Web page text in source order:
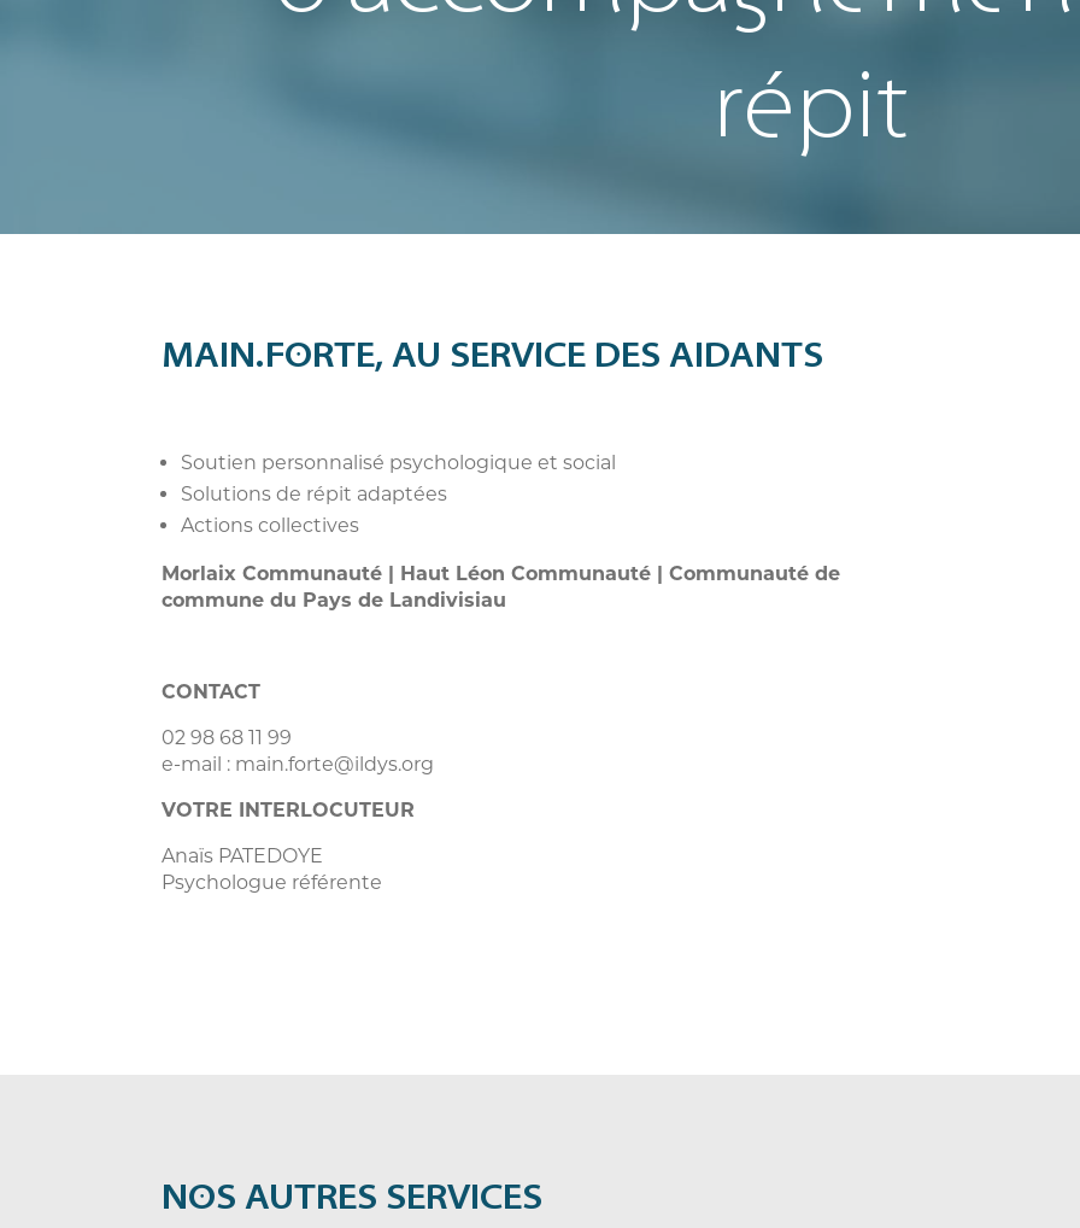
répit
MAIN.FORTE, AU SERVICE DES AIDANTS
Soutien personnalisé psychologique et social
Solutions de répit adaptées
Actions collectives
Morlaix Communauté | Haut Léon Communauté | Communauté de
commune du Pays de Landivisiau
CONTACT
02 98 68 11 99
e-mail : main.forte@ildys.org
VOTRE INTERLOCUTEUR
Anaïs PATEDOYE
Psychologue référente
NOS AUTRES SERVICES